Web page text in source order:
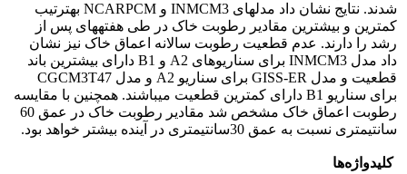
شدند. نتایج نشان داد مدل­های INMCM3 و NCARPCM به­ترتیب
کمترین و بیشترین مقادیر رطوبت خاک در طی هفته­های پس از
رشد را دارند. عدم قطعیت رطوبت سالانه اعماق خاک نیز نشان
داد مدل­ INMCM3 برای سناریوهای A2 و B1 دارای بیشترین باند
قطعیت و مدل GISS-ER برای سناریو A2 و مدل CGCM3T47
برای سناریو B1 دارای کمترین قطعیت می­باشند. همچنین با مقایسه
رطوبت اعماق خاک مشخص شد مقادیر رطوبت خاک در عمق 60
سانتی­متری نسبت به عمق 30سانتی­متری در آینده بیشتر خواهد بود.
کلیدواژه‌ها